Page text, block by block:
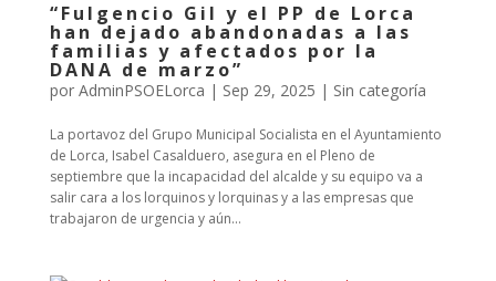
“Fulgencio Gil y el PP de Lorca
han dejado abandonadas a las
familias y afectados por la
DANA de marzo”
por AdminPSOELorca | Sep 29, 2025 | Sin categoría
La portavoz del Grupo Municipal Socialista en el Ayuntamiento
de Lorca, Isabel Casalduero, asegura en el Pleno de
septiembre que la incapacidad del alcalde y su equipo va a
salir cara a los lorquinos y lorquinas y a las empresas que
trabajaron de urgencia y aún...